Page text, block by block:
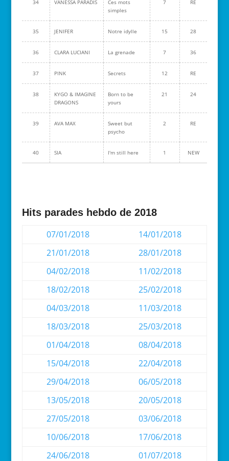
34 VANESSA PARADIS
Ces mots
simples
7 RE
35 JENIFER Notre idylle 15 28
36 CLARA LUCIANI La grenade 7 36
37 PINK Secrets 12 RE
38
KYGO & IMAGINE
DRAGONS
Born to be
yours
21 24
39 AVA MAX
Sweet but
psycho
2 RE
40 SIA I'm still here 1 NEW
Hits parades hebdo de 2018
07/01/2018
14/01/2018
21/01/2018
28/01/2018
04/02/2018
11/02/2018
18/02/2018
25/02/2018
04/03/2018
11/03/2018
18/03/2018
25/03/2018
01/04/2018
08/04/2018
15/04/2018
22/04/2018
29/04/2018
06/05/2018
13/05/2018
20/05/2018
27/05/2018
03/06/2018
10/06/2018
17/06/2018
24/06/2018
01/07/2018